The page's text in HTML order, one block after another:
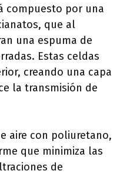
compuesto por una
que al
una espuma de
Estas celdas
creando una capa
la transmisión de
aire con poliuretano,
que minimiza las
de